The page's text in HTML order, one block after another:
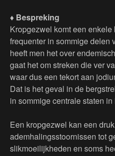
♦ Bespreking
Kropgezwel komt een enkele
frequenter in sommige delen
heeft men het over
gaat het om streken die ver
waar dus een tekort aan
Dat is het geval in de
in sommige centrale staten
Een kropgezwel kan een
ademhalingsstoornissen tot
slikmoeilijkheden en soms